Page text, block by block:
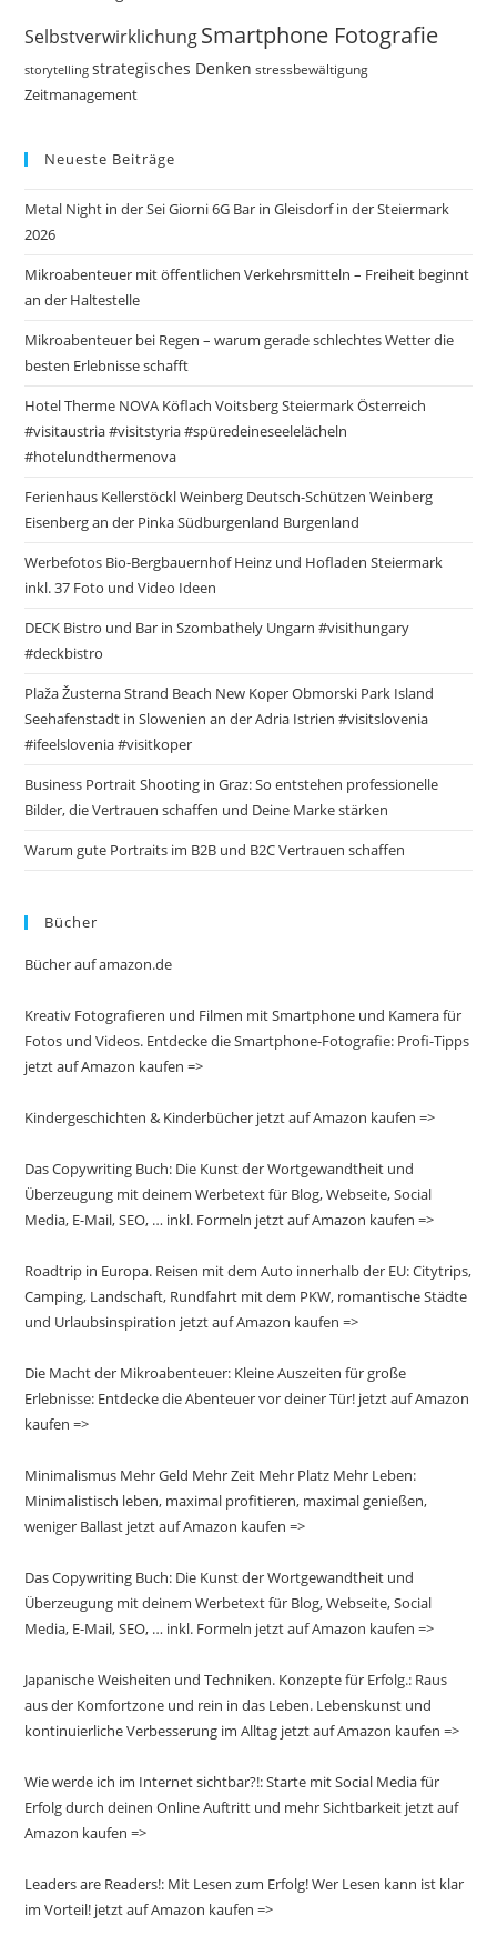
SelbstverwirklichungSmartphone Fotografie
storytelling strategisches Denken stressbewältigung
Zeitmanagement
Neueste Beiträge
Metal Night in der Sei Giorni 6G Bar in Gleisdorf in der Steiermark
2026
Mikroabenteuer mit öffentlichen Verkehrsmitteln – Freiheit beginnt
an der Haltestelle
Mikroabenteuer bei Regen – warum gerade schlechtes Wetter die
besten Erlebnisse schafft
Hotel Therme NOVA Köflach Voitsberg Steiermark Österreich
#visitaustria #visitstyria #spüredeineseelelächeln
#hotelundthermenova
Ferienhaus Kellerstöckl Weinberg Deutsch-Schützen Weinberg
Eisenberg an der Pinka Südburgenland Burgenland
Werbefotos Bio-Bergbauernhof Heinz und Hofladen Steiermark
inkl. 37 Foto und Video Ideen
DECK Bistro und Bar in Szombathely Ungarn #visithungary
#deckbistro
Plaža Žusterna Strand Beach New Koper Obmorski Park Island
Seehafenstadt in Slowenien an der Adria Istrien #visitslovenia
#ifeelslovenia #visitkoper
Business Portrait Shooting in Graz: So entstehen professionelle
Bilder, die Vertrauen schaffen und Deine Marke stärken
Warum gute Portraits im B2B und B2C Vertrauen schaffen
Bücher
Bücher auf amazon.de
Kreativ Fotografieren und Filmen mit Smartphone und Kamera für
Fotos und Videos. Entdecke die Smartphone-Fotografie: Profi-Tipps
jetzt auf Amazon kaufen =>
Kindergeschichten & Kinderbücher jetzt auf Amazon kaufen =>
Das Copywriting Buch: Die Kunst der Wortgewandtheit und
Überzeugung mit deinem Werbetext für Blog, Webseite, Social
Media, E-Mail, SEO, … inkl. Formeln jetzt auf Amazon kaufen =>
Roadtrip in Europa. Reisen mit dem Auto innerhalb der EU: Citytrips,
Camping, Landschaft, Rundfahrt mit dem PKW, romantische Städte
und Urlaubsinspiration jetzt auf Amazon kaufen =>
Die Macht der Mikroabenteuer: Kleine Auszeiten für große
Erlebnisse: Entdecke die Abenteuer vor deiner Tür! jetzt auf Amazon
kaufen =>
Minimalismus Mehr Geld Mehr Zeit Mehr Platz Mehr Leben:
Minimalistisch leben, maximal profitieren, maximal genießen,
weniger Ballast jetzt auf Amazon kaufen =>
Das Copywriting Buch: Die Kunst der Wortgewandtheit und
Überzeugung mit deinem Werbetext für Blog, Webseite, Social
Media, E-Mail, SEO, … inkl. Formeln jetzt auf Amazon kaufen =>
Japanische Weisheiten und Techniken. Konzepte für Erfolg.: Raus
aus der Komfortzone und rein in das Leben. Lebenskunst und
kontinuierliche Verbesserung im Alltag jetzt auf Amazon kaufen =>
Wie werde ich im Internet sichtbar?!: Starte mit Social Media für
Erfolg durch deinen Online Auftritt und mehr Sichtbarkeit jetzt auf
Amazon kaufen =>
Leaders are Readers!: Mit Lesen zum Erfolg! Wer Lesen kann ist klar
im Vorteil! jetzt auf Amazon kaufen =>